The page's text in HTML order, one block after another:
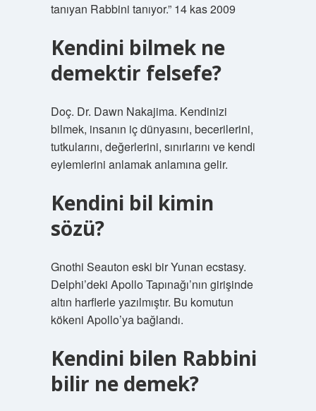
tanıyan Rabbini tanıyor.” 14 kas 2009
Kendini bilmek ne
demektir felsefe?
Doç. Dr. Dawn Nakajima. Kendinizi
bilmek, insanın iç dünyasını, becerilerini,
tutkularını, değerlerini, sınırlarını ve kendi
eylemlerini anlamak anlamına gelir.
Kendini bil kimin
sözü?
Gnothi Seauton eski bir Yunan ecstasy.
Delphi’deki Apollo Tapınağı’nın girişinde
altın harflerle yazılmıştır. Bu komutun
kökeni Apollo’ya bağlandı.
Kendini bilen Rabbini
bilir ne demek?